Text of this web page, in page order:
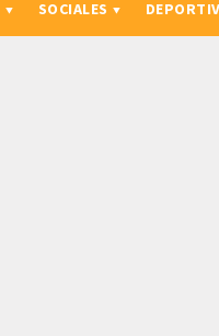
SOCIALES